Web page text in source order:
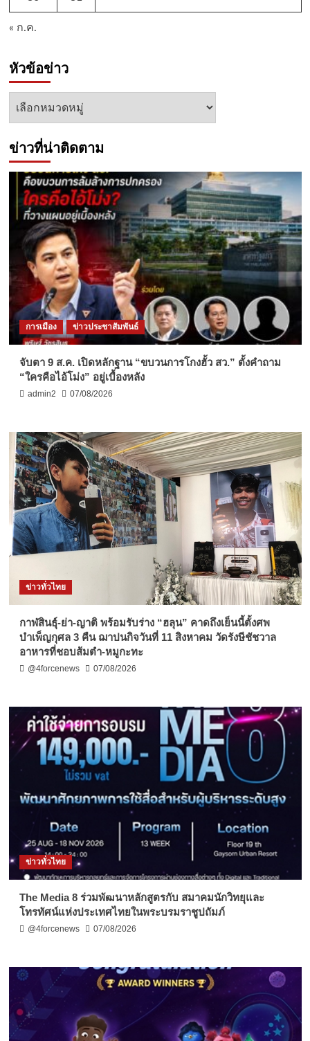
« ก.ค.
หัวข้อข่าว
หัวข้อ
ข่าวที่น่าติดตาม
การเมือง ข่าวประชาสัมพันธ์
จับตา 9 ส.ค. เปิดหลักฐาน “ขบวนการโกงฮั้ว สว.” ตั้งคำถาม
“ใครคือไอ้โม่ง” อยู่เบื้องหลัง
admin2 07/08/2026
ข่าวทั่วไทย
กาฬสินธุ์-ย่า-ญาติ พร้อมรับร่าง “ฮลุน” คาดถึงเย็นนี้ตั้งศพ
บำเพ็ญกุศล 3 คืน ฌาปนกิจวันที่ 11 สิงหาคม วัดรังษีชัชวาล
อาหารที่ชอบส้มตำ-หมูกะทะ
@4forcenews 07/08/2026
ข่าวทั่วไทย
The Media 8 ร่วมพัฒนาหลักสูตรกับ สมาคมนักวิทยุและ
โทรทัศน์แห่งประเทศไทยในพระบรมราชูปถัมภ์
@4forcenews 07/08/2026